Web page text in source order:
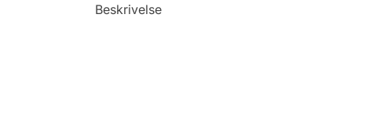
Beskrivelse